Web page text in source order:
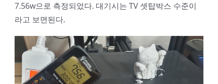
7.56w으로 측정되었다. 대기시는 TV 셋탑박스 수준이
라고 보면된다.